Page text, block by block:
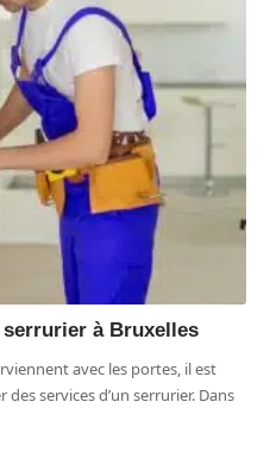
à Bruxelles
avec les portes, il est
services d’un serrurier. Dans